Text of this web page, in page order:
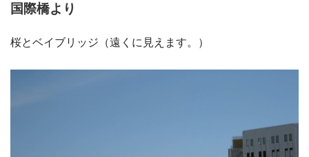
国際橋より
桜とベイブリッジ（遠くに見えます。）